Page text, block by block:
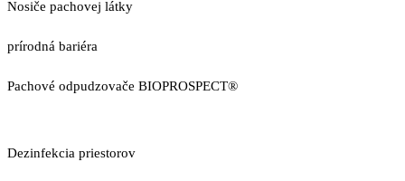
Nosiče pachovej látky
prírodná bariéra
Pachové odpudzovače BIOPROSPECT®
Dezinfekcia priestorov